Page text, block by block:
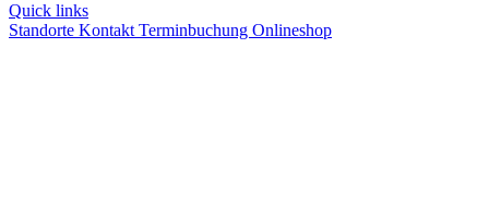
Quick links
Standorte Kontakt Terminbuchung Onlineshop